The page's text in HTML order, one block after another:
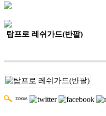
탑프로 레쉬가드(반팔)